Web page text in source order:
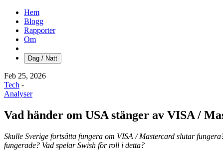
Hem
Blogg
Rapporter
Om
Dag / Natt
Feb 25, 2026
Tech -
Analyser
Vad händer om USA stänger av VISA /
Skulle Sverige fortsätta fungera om VISA / Mastercard slutar
fungerade? Vad spelar Swish för roll i detta?